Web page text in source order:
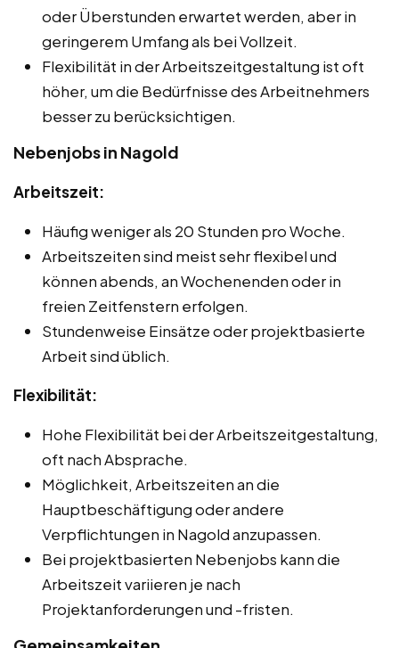
oder Überstunden erwartet werden, aber in
geringerem Umfang als bei Vollzeit.
Flexibilität in der Arbeitszeitgestaltung ist oft
höher, um die Bedürfnisse des Arbeitnehmers
besser zu berücksichtigen.
Nebenjobs in Nagold
Arbeitszeit:
Häufig weniger als 20 Stunden pro Woche.
Arbeitszeiten sind meist sehr flexibel und
können abends, an Wochenenden oder in
freien Zeitfenstern erfolgen.
Stundenweise Einsätze oder projektbasierte
Arbeit sind üblich.
Flexibilität:
Hohe Flexibilität bei der Arbeitszeitgestaltung,
oft nach Absprache.
Möglichkeit, Arbeitszeiten an die
Hauptbeschäftigung oder andere
Verpflichtungen in Nagold anzupassen.
Bei projektbasierten Nebenjobs kann die
Arbeitszeit variieren je nach
Projektanforderungen und -fristen.